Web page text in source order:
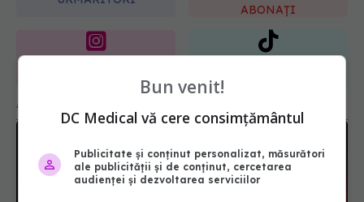
URMĂRITORI
1401
URMĂRITORI
ARTICOLE SIMILARE
Bun venit!
DC Medical vă cere consimțământul
Publicitate și conținut personalizat, măsurători
ale publicității și de conținut, cercetarea
audienței și dezvoltarea serviciilor